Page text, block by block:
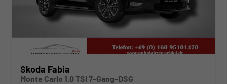
Skoda Fabia
Monte Carlo 1.0 TSI 7-Gang-DSG